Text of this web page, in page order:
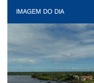
IMAGEM DO DIA